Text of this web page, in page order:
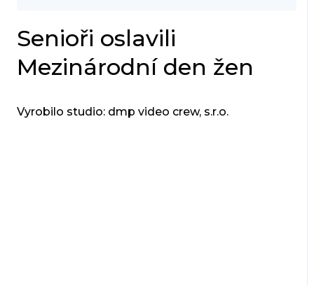
Senioři oslavili
Mezinárodní den žen
Vyrobilo studio: dmp video crew, s.r.o.